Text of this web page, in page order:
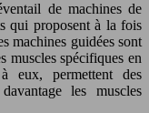
de machines de
qui proposent à la fois
machines guidées sont
muscles spécifiques en
eux, permettent des
les muscles